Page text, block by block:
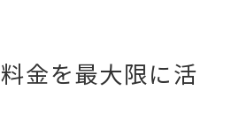
金を最大限に活